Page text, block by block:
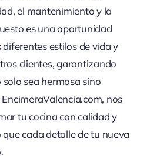
el mantenimiento y la
es una oportunidad
estilos de vida y
clientes, garantizando
sea hermosa sino
nos
tu cocina con calidad y
cada detalle de tu nueva